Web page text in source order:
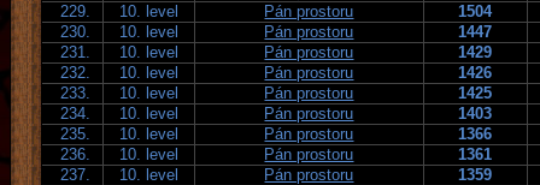
229.
10. level Pán prostoru
1504
230.
10. level Pán prostoru
1447
231.
10. level Pán prostoru
1429
232.
10. level Pán prostoru
1426
233.
10. level Pán prostoru
1425
234.
10. level Pán prostoru
1403
235.
10. level Pán prostoru
1366
236.
10. level Pán prostoru
1361
237.
10. level Pán prostoru 1359